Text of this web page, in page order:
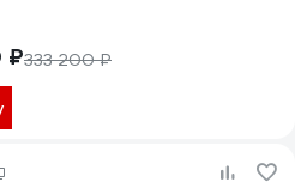
₽333 200 ₽